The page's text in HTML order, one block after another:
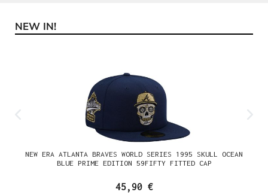
Produktgalerie überspringen
NEW IN!
NEW ERA ATLANTA BRAVES WORLD SERIES 1995 SKULL OCEAN
BLUE PRIME EDITION 59FIFTY FITTED CAP
45,90 €